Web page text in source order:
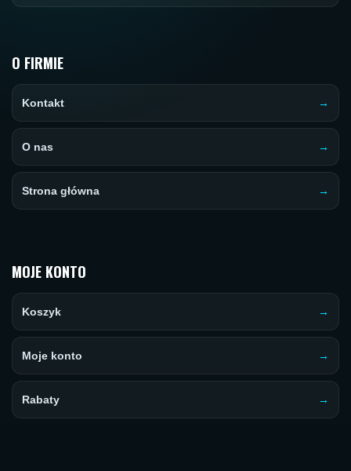
O FIRMIE
Kontakt
O nas
Strona główna
MOJE KONTO
Koszyk
Moje konto
Rabaty